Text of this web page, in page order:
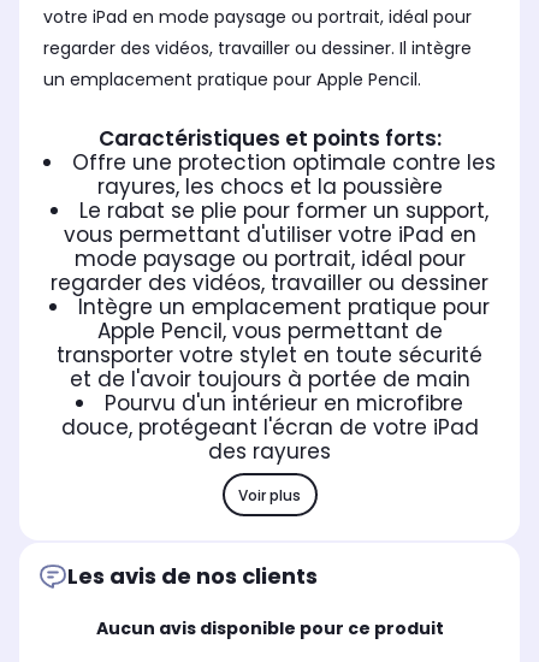
votre iPad en mode paysage ou portrait, idéal pour
regarder des vidéos, travailler ou dessiner. Il intègre
un emplacement pratique pour Apple Pencil.
Caractéristiques et points forts:
Offre une protection optimale contre les
rayures, les chocs et la poussière
Le rabat se plie pour former un support,
vous permettant d'utiliser votre iPad en
mode paysage ou portrait, idéal pour
regarder des vidéos, travailler ou dessiner
Intègre un emplacement pratique pour
Apple Pencil, vous permettant de
transporter votre stylet en toute sécurité
et de l'avoir toujours à portée de main
Pourvu d'un intérieur en microfibre
douce, protégeant l'écran de votre iPad
des rayures
Voir plus
Les avis de nos clients
Aucun avis disponible pour ce produit